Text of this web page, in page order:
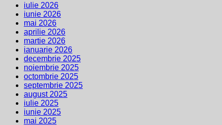
iulie 2026
iunie 2026
mai 2026
aprilie 2026
martie 2026
ianuarie 2026
decembrie 2025
noiembrie 2025
octombrie 2025
septembrie 2025
august 2025
iulie 2025
iunie 2025
mai 2025